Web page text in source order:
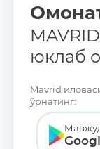
юклаб
Mavrid
ўрнатинг: